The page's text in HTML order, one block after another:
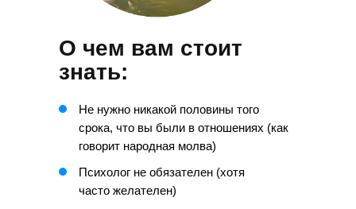
О чем вам стоит
знать:
Не нужно никакой половины того
срока, что вы были в отношениях (как
говорит народная молва)
Психолог не обязателен (хотя
часто желателен)